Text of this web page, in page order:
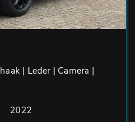
| Leder | Camera |
2022